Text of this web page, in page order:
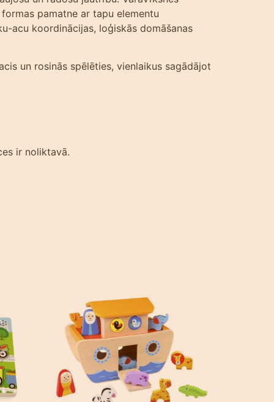
pamatne ar tapu elementu
acu koordinācijas, loģiskās domāšanas
un rosinās spēlēties, vienlaikus sagādājot
ir noliktavā.